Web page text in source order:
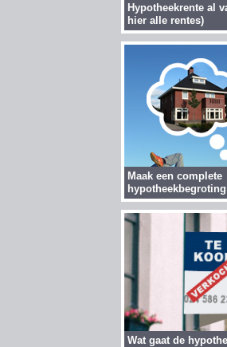
Hypotheekrente al
hier alle rentes)
Maak een complete
hypotheekbegroting
Wat gaat de